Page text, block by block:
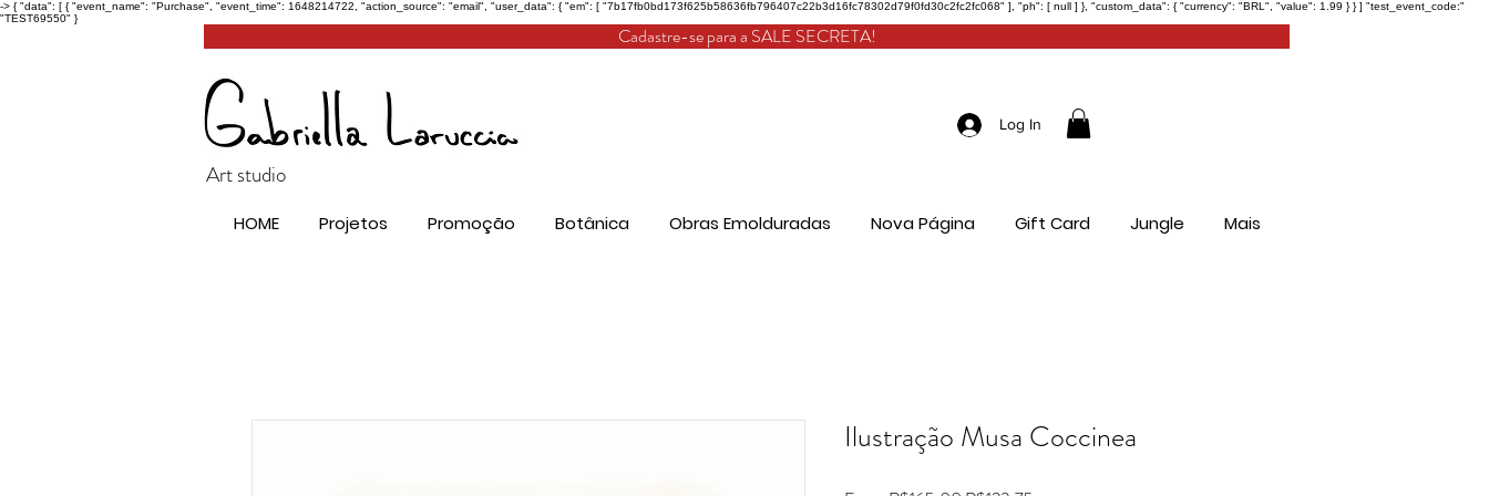
-> { "data": [ { "event_name": "Purchase", "event_time": 1648214722, "action_source": "email", "user_data": { "em": [ "7b17fb0bd173f625b58636fb796407c22b3d16fc78302d79f0fd30c2fc2fc068" ], "ph": [ null ] }, "custom_data": { "currency": "BRL", "value": 1.99 } } ] "test_event_code:"
"TEST69550" }
Cadastre-se para a SALE SECRETA!
Log In
Art studio
HOME Projetos Promoção Botânica Obras Emolduradas Nova Página Gift Card Jungle Mais
Ilustração Musa Coccinea